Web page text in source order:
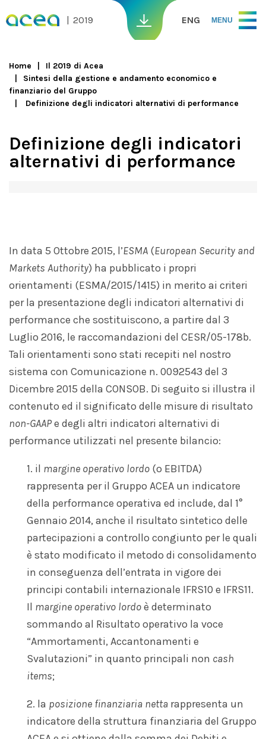
2019 ENG MENU
You are here
Home
Il 2019 di Acea
Sintesi della gestione e andamento economico e
finanziario del Gruppo
Definizione degli indicatori alternativi di performance
Definizione degli indicatori
alternativi di performance
In data 5 Ottobre 2015, l’ESMA (European Security and
Markets Authority) ha pubblicato i propri
orientamenti (ESMA/2015/1415) in merito ai criteri
per la presentazione degli indicatori alternativi di
performance che sostituiscono, a partire dal 3
Luglio 2016, le raccomandazioni del CESR/05-178b.
Tali orientamenti sono stati recepiti nel nostro
sistema con Comunicazione n. 0092543 del 3
Dicembre 2015 della CONSOB. Di seguito si illustra il
contenuto ed il significato delle misure di risultato
non-GAAPe degli altri indicatori alternativi di
performance utilizzati nel presente bilancio:
1. il margine operativo lordo (o EBITDA)
rappresenta per il Gruppo ACEA un indicatore
della performance operativa ed include, dal 1°
Gennaio 2014, anche il risultato sintetico delle
partecipazioni a controllo congiunto per le quali
è stato modificato il metodo di consolidamento
in conseguenza dell’entrata in vigore dei
principi contabili internazionale IFRS10 e IFRS11.
Il margine operativo lordoè determinato
sommando al Risultato operativo la voce
“Ammortamenti, Accantonamenti e
Svalutazioni” in quanto principali non cash
items;
2. la posizione finanziaria netta rappresenta un
indicatore della struttura finanziaria del Gruppo